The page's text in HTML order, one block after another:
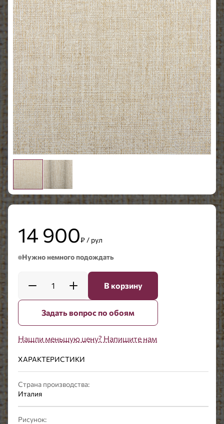
14 900₽ / рул
Нужно немного подождать
1 В корзину
Задать вопрос по обоям
Нашли меньшую цену? Напишите нам
ХАРАКТЕРИСТИКИ
Страна производства:
Италия
Рисунок: